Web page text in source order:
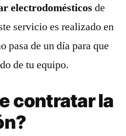
electrodomésticos de
servicio es realizado en
pasa de un día para que
de tu equipo.
contratar la